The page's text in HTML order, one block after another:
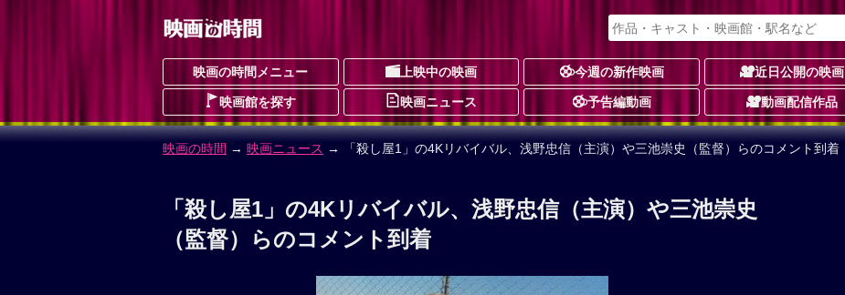
映画の時間メニュー 上映中の映画 今週の新作映画 近日公開の映画
映画館を探す 映画ニュース 予告編動画 動画配信作品
映画の時間 → 映画ニュース → 「殺し屋1」の4Kリバイバル、浅野忠信（主演）や三池崇史（監督）らのコメント到着
「殺し屋1」の4Kリバイバル、浅野忠信（主演）や三池崇史
（監督）らのコメント到着